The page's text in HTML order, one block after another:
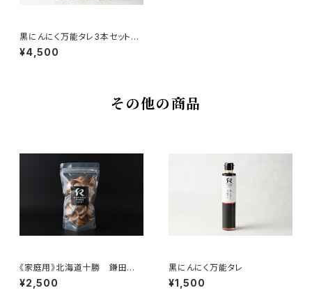
黒にんにく万能タレ3本セット
【送料無料】
¥4,500
その他の商品
《家庭用》北海道十勝 鎌田農
園の至高黒にんにく 220ｇ
¥2,500
黒にんにく万能タレ
¥1,500